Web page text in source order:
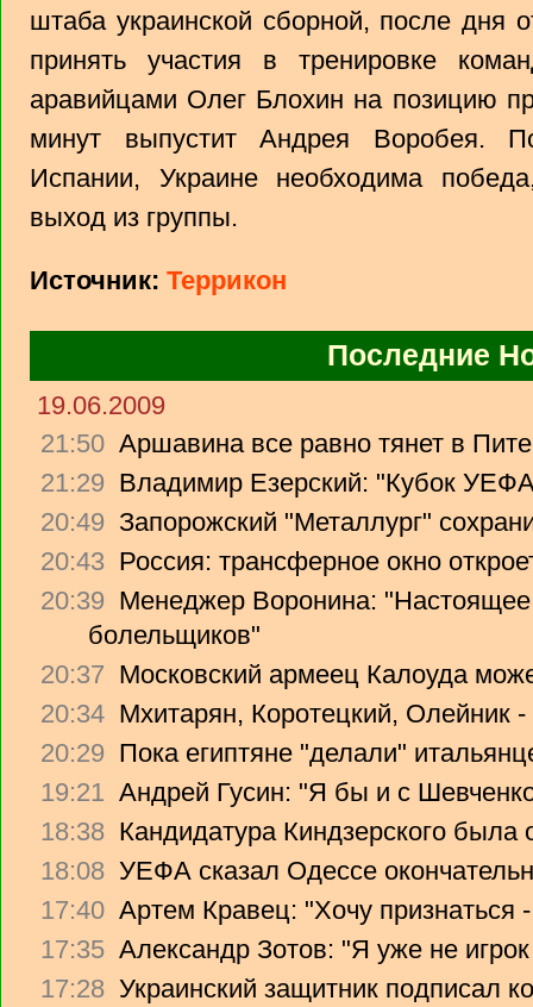
штаба украинской сборной, после дня
принять участия в тренировке
аравийцами Олег Блохин на позицию
минут выпустит Андрея Воробея.
Испании, Украине необходима
выход из группы.
Источник: Террикон
Последние
19.06.2009
21:50 Аршавина все равно тянет в
21:29 Владимир Езерский: "Кубок
20:49 Запорожский "Металлург"
20:43 Россия: трансферное окно
20:39 Менеджер Воронина: "Настоящее
болельщиков"
20:37 Московский армеец Калоуда
20:34 Мхитарян, Коротецкий, Олейник -
20:29 Пока египтяне "делали"
19:21 Андрей Гусин: "Я бы и с
18:38 Кандидатура Киндзерского была
18:08 УЕФА сказал Одессе
17:40 Артем Кравец: "Хочу признаться
17:35 Александр Зотов: "Я уже не
17:28 Украинский защитник подписал